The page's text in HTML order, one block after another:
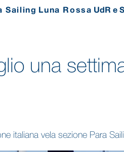
Sailing Luna Rossa UdR e
una
italiana vela sezione Para